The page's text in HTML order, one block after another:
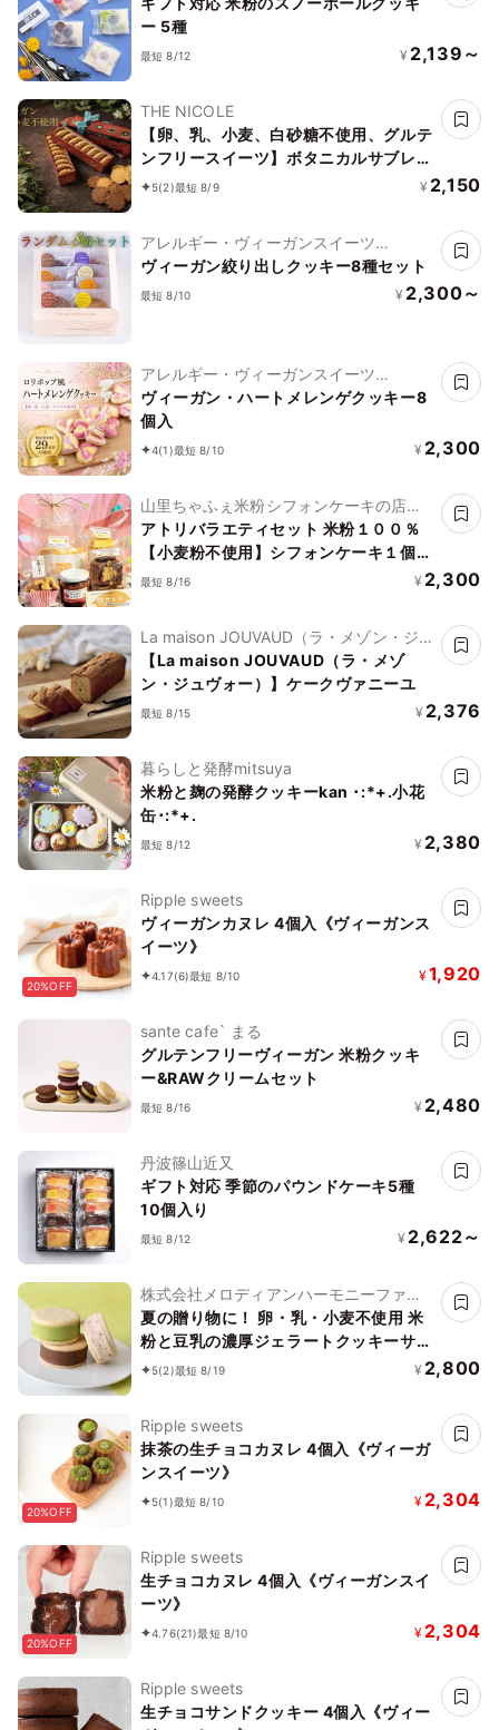
ー 5種
最短 8/12 ¥ 2,139～
THE NICOLE
【卵、乳、小麦、白砂糖不使用、グルテ
ンフリースイーツ】ボタニカルサブレ
カカオ、黒糖バニラサブレ缶 2種アソー
5(2)最短 8/9 ¥ 2,150
アレルギー・ヴィーガンスイーツ
L'AURA(ローラ)
ヴィーガン絞り出しクッキー8種セット
最短 8/10 ¥ 2,300～
アレルギー・ヴィーガンスイーツ
L'AURA(ローラ)
ヴィーガン・ハートメレンゲクッキー8
個入
4(1)最短 8/10 ¥ 2,300
山里ちゃふぇ米粉シフォンケーキの店
アトリ
アトリバラエティセット 米粉１００％
【小麦粉不使用】シフォンケーキ１個
ジャム ラスク 米粉クッキー
最短 8/16 ¥ 2,300
La maison JOUVAUD（ラ・メゾン・ジュ
ヴォー）
【La maison JOUVAUD（ラ・メゾ
ン・ジュヴォー）】ケークヴァニーユ
最短 8/15 ¥ 2,376
暮らしと発酵mitsuya
米粉と麹の発酵クッキーkan ･:*+.小花
缶･:*+.
最短 8/12 ¥ 2,380
20%OFF
Ripple sweets
ヴィーガンカヌレ 4個入《ヴィーガンス
イーツ》
4.17(6)最短 8/10 ¥1,920
sante cafe` まる
グルテンフリーヴィーガン 米粉クッキ
ー&RAWクリームセット
最短 8/16 ¥ 2,480
丹波篠山近又
ギフト対応 季節のパウンドケーキ5種
10個入り
最短 8/12 ¥ 2,622～
株式会社メロディアンハーモニーファイ
ン
夏の贈り物に！ 卵・乳・小麦不使用 米
粉と豆乳の濃厚ジェラートクッキーサン
ド アイス 2026 お中元2026
5(2)最短 8/19 ¥ 2,800
20%OFF
Ripple sweets
抹茶の生チョコカヌレ 4個入《ヴィーガ
ンスイーツ》
5(1)最短 8/10 ¥ 2,304
20%OFF
Ripple sweets
生チョコカヌレ 4個入《ヴィーガンスイ
ーツ》
4.76(21)最短 8/10 ¥ 2,304
Ripple sweets
生チョコサンドクッキー 4個入《ヴィー